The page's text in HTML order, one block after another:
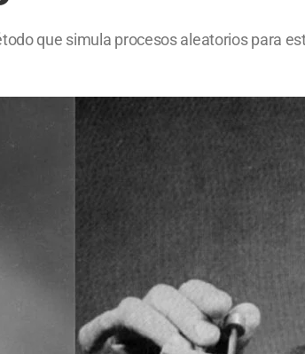
que simula procesos aleatorios para